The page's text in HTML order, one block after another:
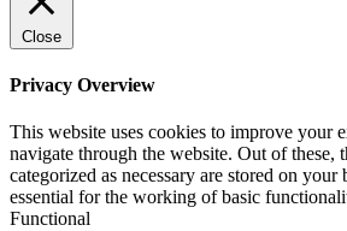
Close
Privacy Overview
This website uses cookies to improve your
navigate through the website. Out of these,
categorized as necessary are stored on your
essential for the working of basic
Functional